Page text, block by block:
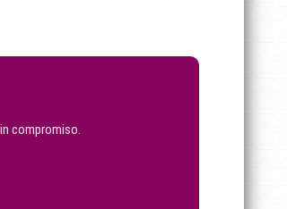
compromiso.